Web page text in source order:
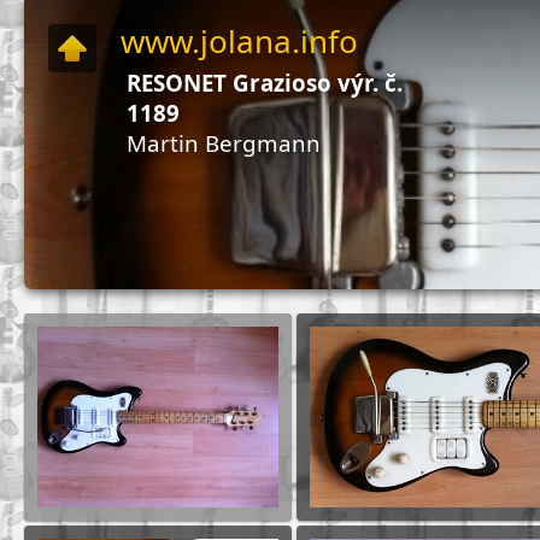
www.jolana.info
RESONET Grazioso výr. č.
1189
Martin Bergmann